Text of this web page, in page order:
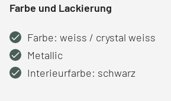
Farbe und Lackierung
Farbe: weiss / crystal weiss
Metallic
Interieurfarbe: schwarz